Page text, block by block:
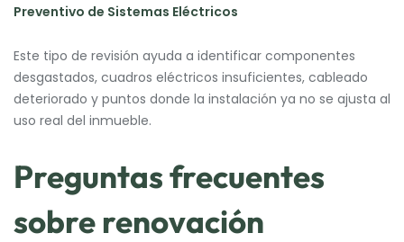
Preventivo de Sistemas Eléctricos
Este tipo de revisión ayuda a identificar componentes
desgastados, cuadros eléctricos insuficientes, cableado
deteriorado y puntos donde la instalación ya no se ajusta al
uso real del inmueble.
Preguntas frecuentes
sobre renovación